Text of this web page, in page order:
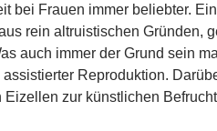
bei Frauen immer beliebter.
rein altruistischen Gründen,
auch immer der Grund sein
Reproduktion.
zur künstlichen